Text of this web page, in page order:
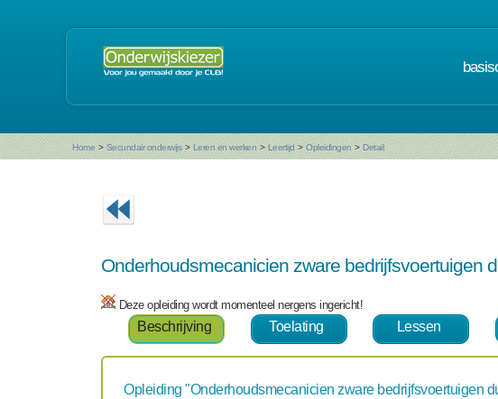
Home > Secundair onderwijs > Leren en werken > Leertijd > Opleidingen > Detail
Onderhoudsmecanicien zware bedrijfsvoertuigen
Deze opleiding wordt momenteel nergens ingericht!
Beschrijving Toelating Lessen
Opleiding "Onderhoudsmecanicien zware bedrijfsvoertuigen